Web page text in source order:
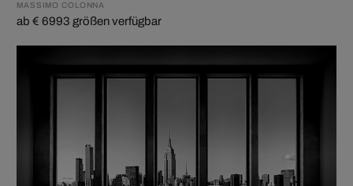
MASSIMO COLONNA
ab € 6993 größen verfügbar